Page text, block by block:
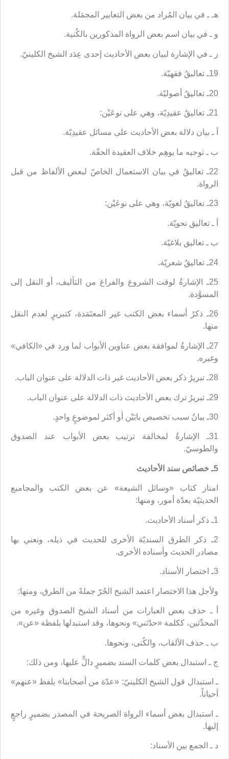
هـ ـ في بيان المُراد من بعض التعابير المجمَلة.
و ـ في بيان اسم بعض الرواة المذكورين بالكُنية.
ز ـ في الإشارة لبيان بعض الأحاديث إحدى عِدَد الشيخ الكلينيّ.
19ـ تعاليقُ فقهيّة.
20ـ تعاليقُ أصوليّة.
21ـ تعاليقُ عقيدِيّة،‌ وهي على نوعَيْن:
أ ـ بيان دلالة بعض الأحاديث على مسائل عقيدِيّة.
ب ـ توجيه ما يوهِم خلاف العقيدة الحقّة.
22ـ تعاليقُ في بيان الاستعمال الخاصّ لبعض الألفاظ من قبل
الرواة.
23ـ تعاليقُ لغويّة، وهي على نوعَيْن:
أ ـ تعاليق نحويّة.
ب ـ تعاليق بلاغيّة.
24ـ تعاليقُ شعريّة.
25ـ الإشارةُ لوقت الشروع والفراغ من التأليف، أو النقل إلى
المسوَّدة.
26ـ ذكرُ أسماء بعض الكتب غير المعتَمَدة، كتبريرٍ لعدم النقل
منها.
27ـ الإشارةُ لموافقة بعض عناوين الأبواب لما ورد في «الكافي»
وغيره.
28ـ تبريرُ ذكر بعض الأحاديث غير ذات الدلالة على عنوان الباب.
29ـ تبريرُ ترك بعض الأحاديث ذات الدلالة على عنوان الباب.
30ـ بيانُ سبب تخصيص بابَيْن أو أكثر لموضوعٍ واحدٍ.
31ـ الإشارةُ لمخالفة ترتيب بعض الأبواب عند الصدوق
والطوسيّ.
5ـ خصائص سند الأحاديث
امتاز كتاب «وسائل الشيعة» عن بعض الكتب والمجاميع
الحديثيّة بعدّة أمور، ومنها:
1ـ ذكر أسناد الأحاديث.
2ـ ذكر الطرق السنديّة الأخرى للحديث في ذيله، ونعني بها
مصادر الحديث وأسناده الأخرى.
3ـ اختصار الأسناد.
ولأجل هذا الاختصار اعتمد الشيخ الحُرّ جملةً من الطرق، ومنها:
أ ـ حذف بعض العبارات من أسناد الشيخ الصدوق وغيره من
المحدِّثين، ككلمة «حدّثني» ونحوها،‌ وقد استبدلها بلفظة «عن».
ب ـ حذف الألقاب، والكُنى، ونحوها.
ج ـ استبدال بعض كلمات السند بضميرٍ دالٍّ عليها، ومن ذلك:‌
ـ استبدال قول الشيخ الكلينيّ: «عدّة من أصحابنا» بلفظ «عنهم»
أحياناً.
ـ استبدال بعض أسماء الرواة الصريحة في المصدر بضميرٍ راجعٍ
إليها.
د ـ الجمع بين الأسناد: